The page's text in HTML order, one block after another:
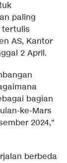
paling
tertulis
AS, Kantor
2 April.
bagian
ke-Mars
2024,"
berbeda